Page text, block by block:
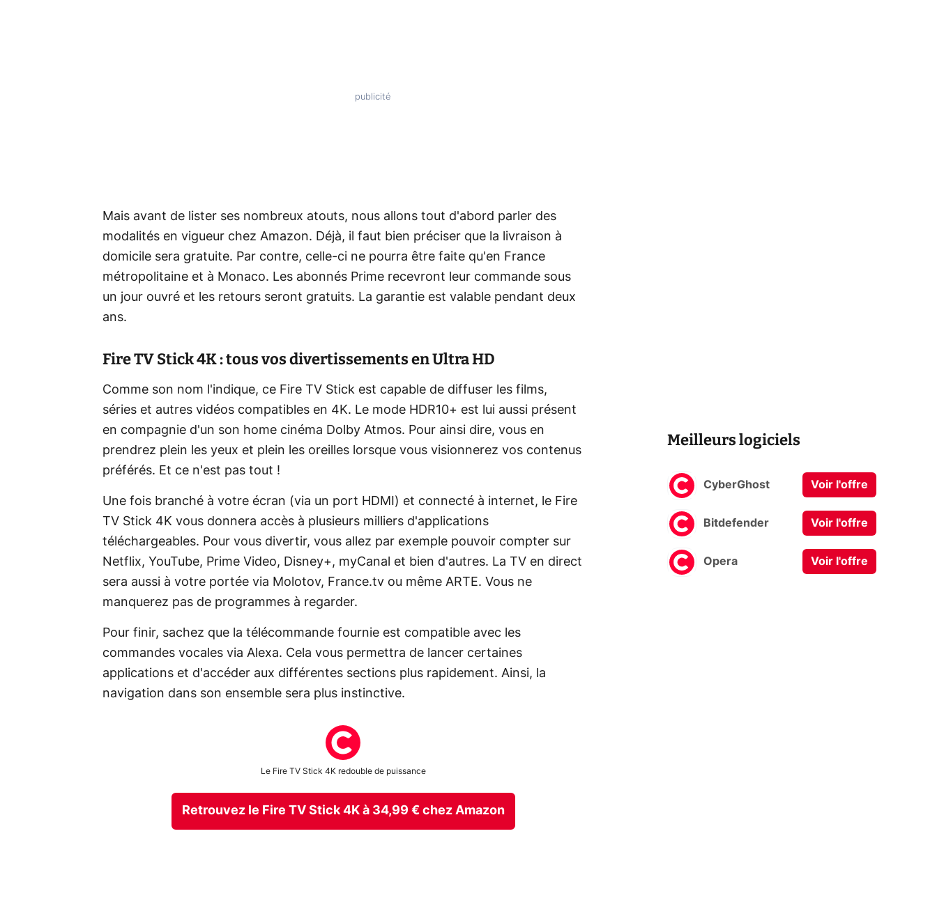
Mais avant de lister ses nombreux atouts, nous allons tout d'abord parler des
modalités en vigueur chez Amazon. Déjà, il faut bien préciser que la livraison à
domicile sera gratuite. Par contre, celle-ci ne pourra être faite qu'en France
métropolitaine et à Monaco. Les abonnés Prime recevront leur commande sous
un jour ouvré et les retours seront gratuits. La garantie est valable pendant deux
ans.
Fire TV Stick 4K : tous vos divertissements en Ultra HD
Comme son nom l'indique, ce Fire TV Stick est capable de diffuser les films,
séries et autres vidéos compatibles en 4K. Le mode HDR10+ est lui aussi présent
en compagnie d'un son home cinéma Dolby Atmos. Pour ainsi dire, vous en
prendrez plein les yeux et plein les oreilles lorsque vous visionnerez vos contenus
préférés. Et ce n'est pas tout !
Une fois branché à votre écran (via un port HDMI) et connecté à internet, le Fire
TV Stick 4K vous donnera accès à plusieurs milliers d'applications
téléchargeables. Pour vous divertir, vous allez par exemple pouvoir compter sur
Netflix, YouTube, Prime Video, Disney+, myCanal et bien d'autres. La TV en direct
sera aussi à votre portée via Molotov, France.tv ou même ARTE. Vous ne
manquerez pas de programmes à regarder.
Pour finir, sachez que la télécommande fournie est compatible avec les
commandes vocales via Alexa. Cela vous permettra de lancer certaines
applications et d'accéder aux différentes sections plus rapidement. Ainsi, la
navigation dans son ensemble sera plus instinctive.
Le Fire TV Stick 4K redouble de puissance
Retrouvez le Fire TV Stick 4K à 34,99 € chez Amazon
Meilleurs logiciels
CyberGhost Voir l'offre
Bitdefender Voir l'offre
Opera Voir l'offre